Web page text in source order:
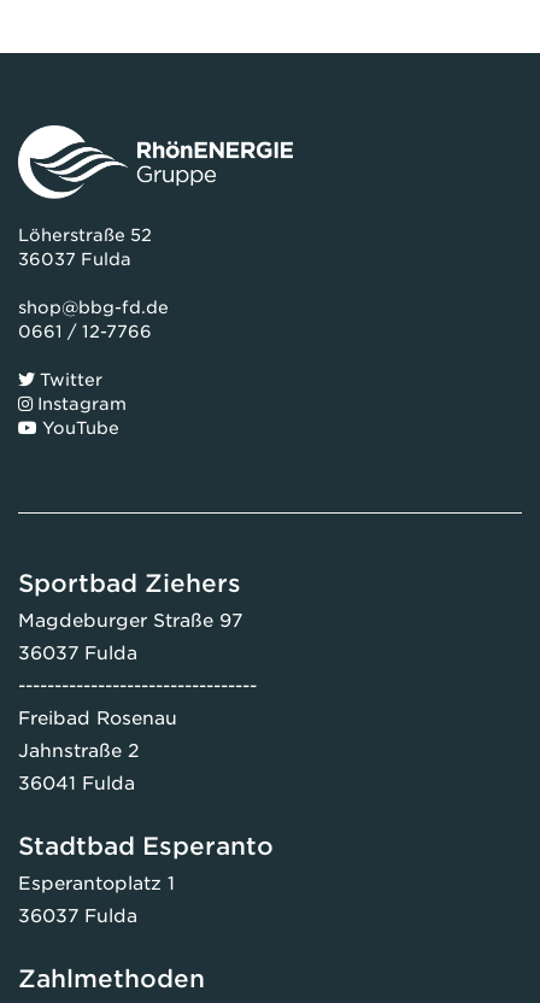
Löherstraße 52
36037 Fulda
shop@bbg-fd.de
0661 / 12-7766
Twitter
Instagram
YouTube
Sportbad Ziehers
Magdeburger Straße 97
36037 Fulda
---------------------------------
Freibad Rosenau
Jahnstraße 2
36041 Fulda
Stadtbad Esperanto
Esperantoplatz 1
36037 Fulda
Zahlmethoden